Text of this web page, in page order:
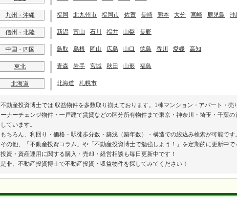
九州・沖縄 福岡 北九州市 福岡市 佐賀 長崎 熊本 大分 宮崎 鹿児島 沖
信州・北陸 新潟 富山 石川 福井 山梨 長野
中国・四国 鳥取 島根 岡山 広島 山口 徳島 香川 愛媛 高知
東北 青森 岩手 宮城 秋田 山形 福島
北海道 北海道 札幌市
不動産投資博士では 収益物件を多数取り揃えております。1棟マンション・アパート・
ーナーチェンジ物件・一戸建て賃貸などの区分所有物件まで東京・神奈川・埼玉・千葉
しています。
もちろん、利回り・価格・駅徒歩分数・築浅（築年数）・構造での絞込み検索が可能です
その他、「不動産投資コラム」や「不動産投資博士で勉強しよう！」を定期的に更新中
投資・資産運用に関する購入・売却・経営相談も毎日更新中です！
是非、不動産投資博士で不動産投資・収益物件を探してみてください！